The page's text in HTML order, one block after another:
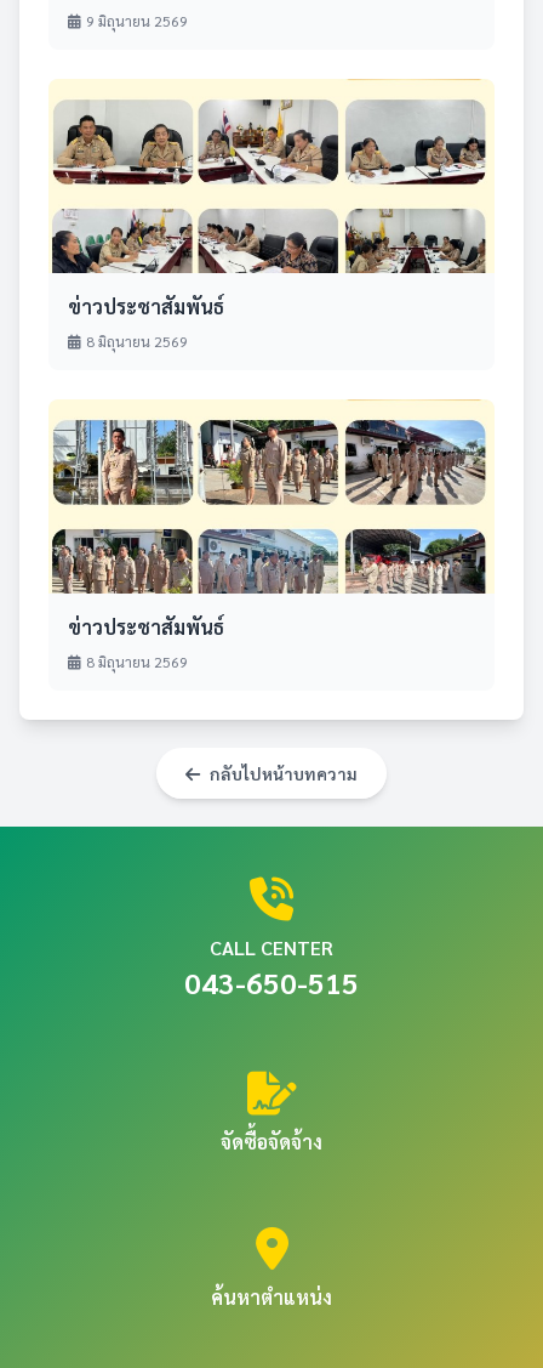
9 มิถุนายน 2569
ข่าวประชาสัมพันธ์
8 มิถุนายน 2569
ข่าวประชาสัมพันธ์
8 มิถุนายน 2569
กลับไปหน้าบทความ
CALL CENTER
043-650-515
จัดซื้อจัดจ้าง
ค้นหาตำแหน่ง